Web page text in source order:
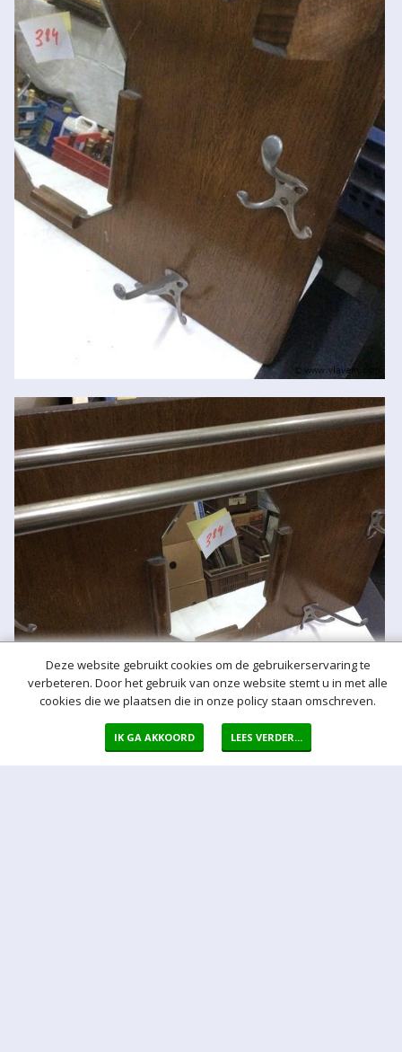
Meer hulp bij het bieden
Deze website gebruikt cookies om de gebruikerservaring te
verbeteren. Door het gebruik van onze website stemt u in met alle
cookies die we plaatsen die in onze policy staan omschreven.
IK GA AKKOORD LEES VERDER...